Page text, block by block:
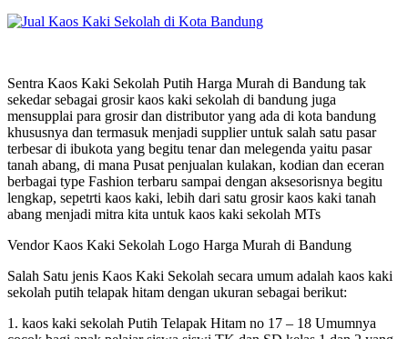
Sentra Kaos Kaki Sekolah Putih Harga Murah di Bandung tak
sekedar sebagai grosir kaos kaki sekolah di bandung juga
mensupplai para grosir dan distributor yang ada di kota bandung
khususnya dan termasuk menjadi supplier untuk salah satu pasar
terbesar di ibukota yang begitu tenar dan melegenda yaitu pasar
tanah abang, di mana Pusat penjualan kulakan, kodian dan eceran
berbagai type Fashion terbaru sampai dengan aksesorisnya begitu
lengkap, sepetrti kaos kaki, lebih dari satu grosir kaos kaki tanah
abang menjadi mitra kita untuk kaos kaki sekolah MTs
Vendor Kaos Kaki Sekolah Logo Harga Murah di Bandung
Salah Satu jenis Kaos Kaki Sekolah secara umum adalah kaos kaki
sekolah putih telapak hitam dengan ukuran sebagai berikut:
1. kaos kaki sekolah Putih Telapak Hitam no 17 – 18 Umumnya